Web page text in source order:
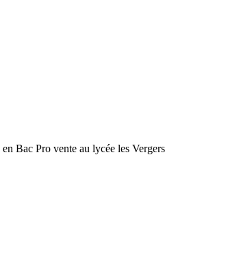
Bac Pro vente au lycée les Vergers